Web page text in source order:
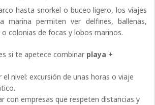
hasta snorkel o buceo ligero, los viajes
marina permiten ver delfines, ballenas,
colonias de focas y lobos marinos.
si te apetece combinar playa +
el nivel: excursión de unas horas o viaje
con empresas que respeten distancias y